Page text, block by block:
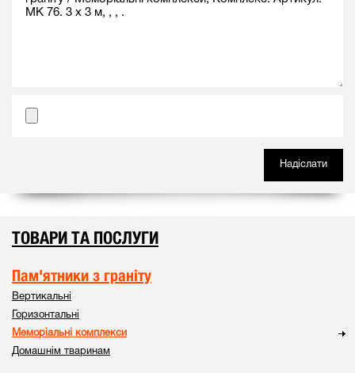
ТОВАРИ ТА ПОСЛУГИ
Пам'ятники з граніту
Вертикальні
Горизонтальні
Меморіальні комплекси
Домашнім тваринам